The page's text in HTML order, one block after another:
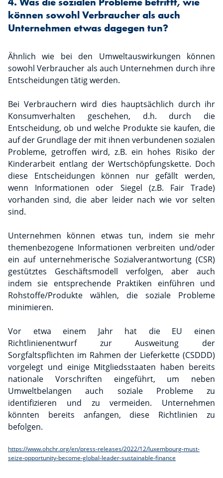
können sowohl Verbraucher als auch
Unternehmen etwas dagegen tun?
Ähnlich wie bei den Umweltauswirkungen können
sowohl Verbraucher als auch Unternehmen durch ihre
Entscheidungen tätig werden.
Bei Verbrauchern wird dies hauptsächlich durch ihr
Konsumverhalten geschehen, d.h. durch die
Entscheidung, ob und welche Produkte sie kaufen, die
auf der Grundlage der mit ihnen verbundenen sozialen
Probleme, getroffen wird, z.B. ein hohes Risiko der
Kinderarbeit entlang der Wertschöpfungskette. Doch
diese Entscheidungen können nur gefällt werden,
wenn Informationen oder Siegel (z.B. Fair Trade)
vorhanden sind, die aber leider nach wie vor selten
sind.
Unternehmen können etwas tun, indem sie mehr
themenbezogene Informationen verbreiten und/oder
ein auf unternehmerische Sozialverantwortung (CSR)
gestütztes Geschäftsmodell verfolgen, aber auch
indem sie entsprechende Praktiken einführen und
Rohstoffe/Produkte wählen, die soziale Probleme
minimieren.
Vor etwa einem Jahr hat die EU einen
Richtlinienentwurf zur Ausweitung der
Sorgfaltspflichten im Rahmen der Lieferkette (CSDDD)
vorgelegt und einige Mitgliedsstaaten haben bereits
nationale Vorschriften eingeführt, um neben
Umweltbelangen auch soziale Probleme zu
identifizieren und zu vermeiden. Unternehmen
könnten bereits anfangen, diese Richtlinien zu
befolgen.
https://www.ohchr.org/en/press-releases/2022/12/luxembourg-must-
seize-opportunity-become-global-leader-sustainable-finance